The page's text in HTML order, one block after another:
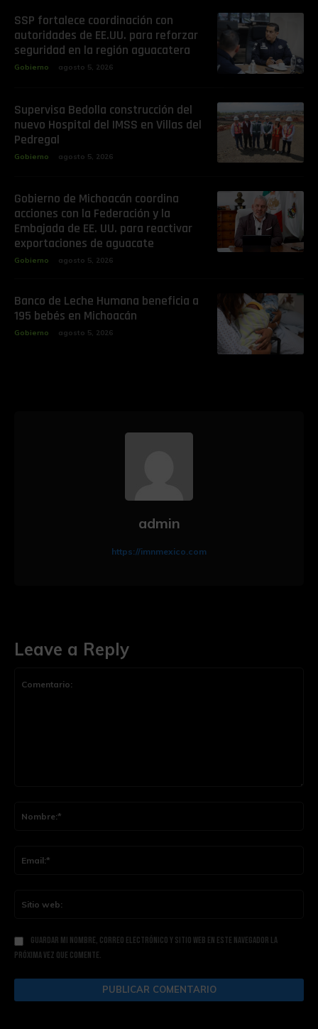
SSP fortalece coordinación con
autoridades de EE.UU. para reforzar
seguridad en la región aguacatera
Gobierno agosto 5, 2026
Supervisa Bedolla construcción del
nuevo Hospital del IMSS en Villas del
Pedregal
Gobierno agosto 5, 2026
Gobierno de Michoacán coordina
acciones con la Federación y la
Embajada de EE. UU. para reactivar
exportaciones de aguacate
Gobierno agosto 5, 2026
Banco de Leche Humana beneficia a
195 bebés en Michoacán
Gobierno agosto 5, 2026
Leave a Reply
Guardar mi nombre, correo electrónico y sitio web en este navegador la
próxima vez que comente.
admin
https://imnmexico.com